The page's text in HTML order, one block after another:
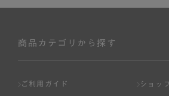
商品カテゴリから探す
ご利用ガイド ショッ